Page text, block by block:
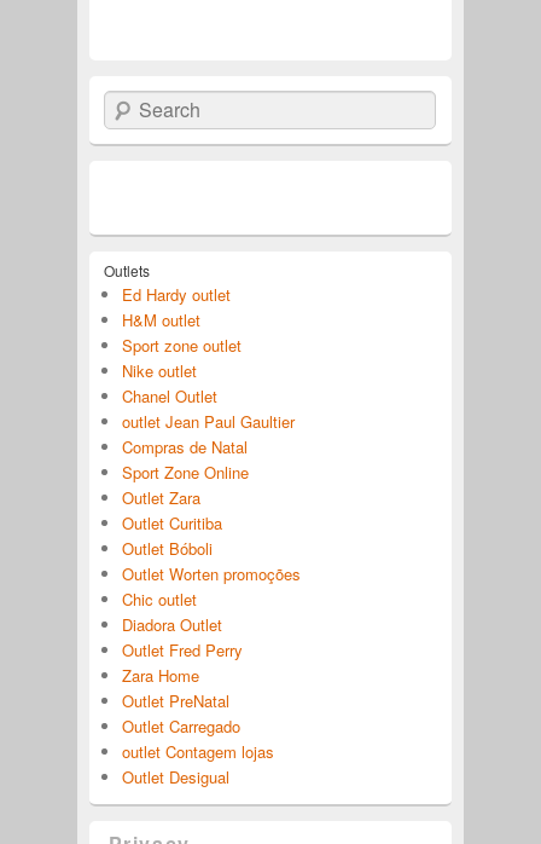
Search
Outlets
Ed Hardy outlet
H&M outlet
Sport zone outlet
Nike outlet
Chanel Outlet
outlet Jean Paul Gaultier
Compras de Natal
Sport Zone Online
Outlet Zara
Outlet Curitiba
Outlet Bóboli
Outlet Worten promoções
Chic outlet
Diadora Outlet
Outlet Fred Perry
Zara Home
Outlet PreNatal
Outlet Carregado
outlet Contagem lojas
Outlet Desigual